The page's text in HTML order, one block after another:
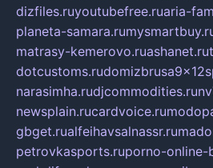
dizfiles.ruyoutubefree.ruaria-
planeta-samara.ru
matrasy-kemerovo.ruashanet.ru
dotcustoms.ru
narasimha.rudjcommodities.ru
newsplain.rucardvoice.ru
gbget.rualfeihavsalnassr.ru
petrovkasports.ruporno-online-